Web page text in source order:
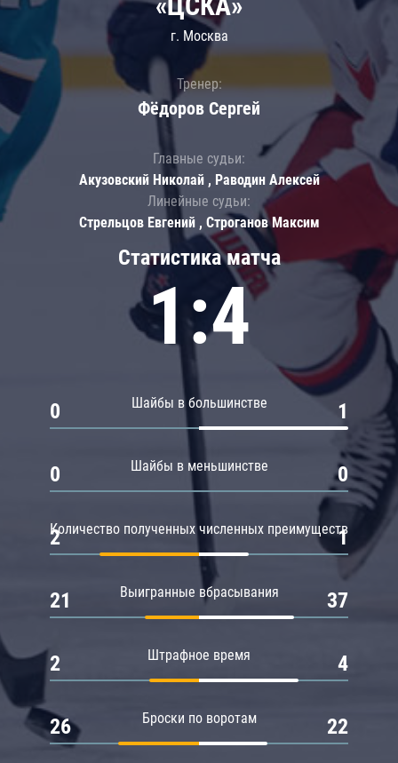
Статистика матча
1:4
Шайбы в большинстве
0 1
Шайбы в меньшинстве
0 0
Количество полученных численных преимуществ
2 1
Выигранные вбрасывания
21 37
Штрафное время
2 4
Броски по воротам
26 22
г. Москва
Тренер:
Фёдоров Сергей
Главные судьи:
Акузовский Николай , Раводин Алексей
Линейные судьи:
Стрельцов Евгений , Строганов Максим